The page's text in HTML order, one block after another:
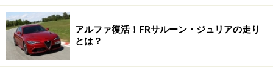
アルファ復活！FRサルーン・ジュリアの走り
とは？